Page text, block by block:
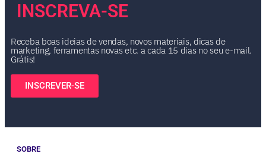
INSCREVA-SE
Receba boas ideias de vendas, novos materiais, dicas de
marketing, ferramentas novas etc. a cada 15 dias no seu e-mail.
Grátis!
INSCREVER-SE
SOBRE